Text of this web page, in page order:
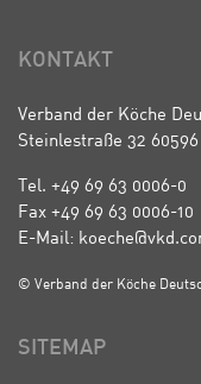
KONTAKT
Verband der Köche
Steinlestraße 32
Tel. +49 69 63 0006-0
Fax +49 69 63 0006-10
E-Mail:
© Verband der Köche
SITEMAP